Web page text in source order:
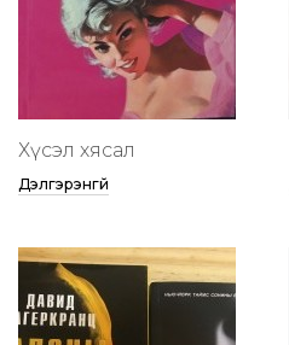
Хүсэл хясал
Дэлгэрэнгүй